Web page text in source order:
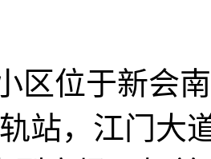
区位于新会
站，江门大